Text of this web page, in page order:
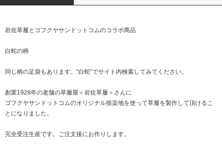
岩佐草履とゴフクヤサンドットコムのコラボ商品
白蛇の柄
同じ柄の足袋もあります。“白蛇”でサイト内検索してみてください。
創業1928年の老舗の草履屋＜岩佐草履＞さんに
ゴフクヤサンドットコムのオリジナル捺染地を使って草履を製作して頂けるこ
とになりました。
完全受注生産です。ご注文後にお作りします。